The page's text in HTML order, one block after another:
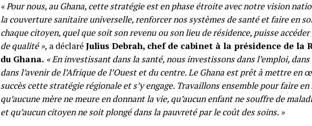
« Pour nous, au Ghana, cette stratégie est en phase étroite avec notre vision
la couverture sanitaire universelle, renforcer nos systèmes de santé et faire en
chaque citoyen, quel que soit son revenu ou son lieu de résidence, puisse accéder
de qualité », a déclaré Julius Debrah, chef de cabinet à la présidence de la
du Ghana. « En investissant dans la santé, nous investissons dans l’emploi,
dans l’avenir de l’Afrique de l’Ouest et du centre. Le Ghana est prêt à mettre en
succès cette stratégie régionale et s’y engage. Travaillons ensemble pour faire
qu’aucune mère ne meure en donnant la vie, qu’aucun enfant ne souffre de
et qu’aucun citoyen ne soit plongé dans la pauvreté par le coût des soins. »